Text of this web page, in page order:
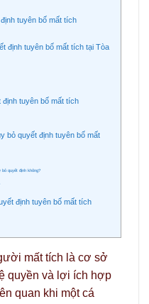
tuyên bố mất tích
định tuyên bố mất tích tại Tòa
định tuyên bố mất tích
bỏ quyết định tuyên bố mất
quyết định không?
định tuyên bố mất tích
mất tích là cơ sở
quyền và lợi ích hợp
quan khi một cá